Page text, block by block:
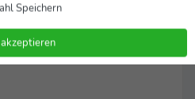
Speichern